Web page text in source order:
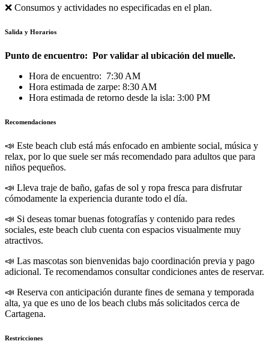
❌ Consumos y actividades no especificadas en el plan.
Salida y Horarios
Punto de encuentro: Por validar al ubicación del muelle.
Hora de encuentro: 7:30 AM
Hora estimada de zarpe: 8:30 AM
Hora estimada de retorno desde la isla: 3:00 PM
Recomendaciones
📣 Este beach club está más enfocado en ambiente social, música y
relax, por lo que suele ser más recomendado para adultos que para
niños pequeños.
📣 Lleva traje de baño, gafas de sol y ropa fresca para disfrutar
cómodamente la experiencia durante todo el día.
📣 Si deseas tomar buenas fotografías y contenido para redes
sociales, este beach club cuenta con espacios visualmente muy
atractivos.
📣 Las mascotas son bienvenidas bajo coordinación previa y pago
adicional. Te recomendamos consultar condiciones antes de reservar.
📣 Reserva con anticipación durante fines de semana y temporada
alta, ya que es uno de los beach clubs más solicitados cerca de
Cartagena.
Restricciones